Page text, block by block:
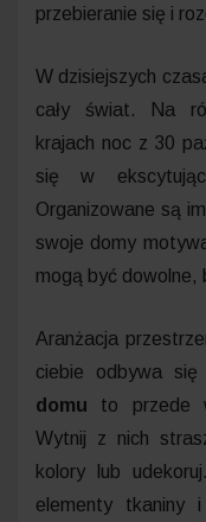
przebieranie się i
W dzisiejszych
cały świat. Na
krajach noc z 30
się w
Organizowane są
swoje domy
mogą być dowolne,
Aranżacja
ciebie odbywa się
domu to przede
Wytnij z nich
kolory lub
elementy tkaniny